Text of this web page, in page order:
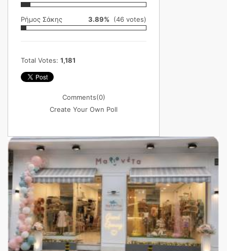
Ρήμος Σάκης 3.89% (46 votes)
Total Votes: 1,181
Comments(0)
Create Your Own Poll